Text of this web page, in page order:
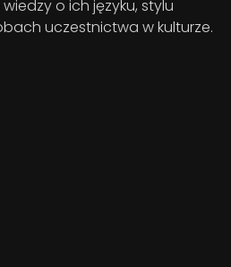
o ich języku, stylu
uczestnictwa w kulturze.